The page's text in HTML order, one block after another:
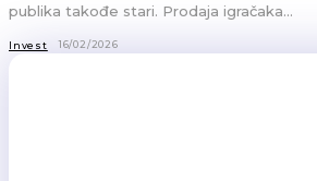
publika takođe stari. Prodaja igračaka...
Invest 16/02/2026